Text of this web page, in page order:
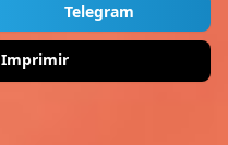
Telegram
Imprimir